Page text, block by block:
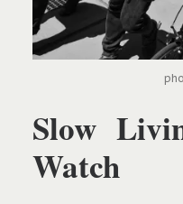
Slow
Watch